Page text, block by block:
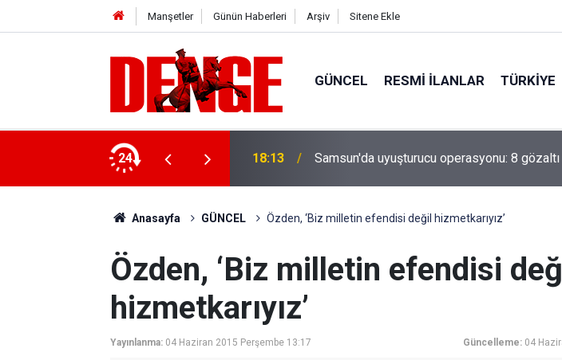
Manşetler Günün Haberleri Arşiv Sitene Ekle
GÜNCEL RESMI İLANLAR TÜRKİYE
24 18:13 Samsun'da uyuşturucu operasyonu: 8 gözaltı
Anasayfa GÜNCEL Özden, ‘Biz milletin efendisi değil hizmetkarıyız’
Özden, ‘Biz milletin efendisi
hizmetkarıyız’
Yayınlanma: 04 Haziran 2015 Perşembe 13:17 Güncelleme: 04